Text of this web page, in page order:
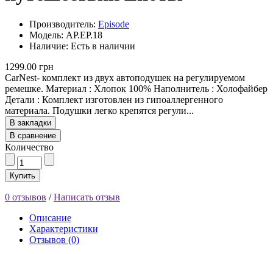
Производитель: Episode
Модель: AP.EP.18
Наличие: Есть в наличии
1299.00 грн
CarNest- комплект из двух автоподушек на регулируемом
ремешке. Материал : Хлопок 100% Наполнитель : Холофайбер
Детали : Комплект изготовлен из гипоаллергенного
материала. Подушки легко крепятся регули...
В закладки
В сравнение
Количество
Купить
0 отзывов /Написать отзыв
Описание
Характеристики
Отзывов (0)